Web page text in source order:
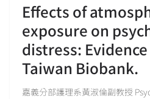
Effects of
exposure on
distress:
Taiwan Biobank.
嘉義分部護理系黃淑倫副教授